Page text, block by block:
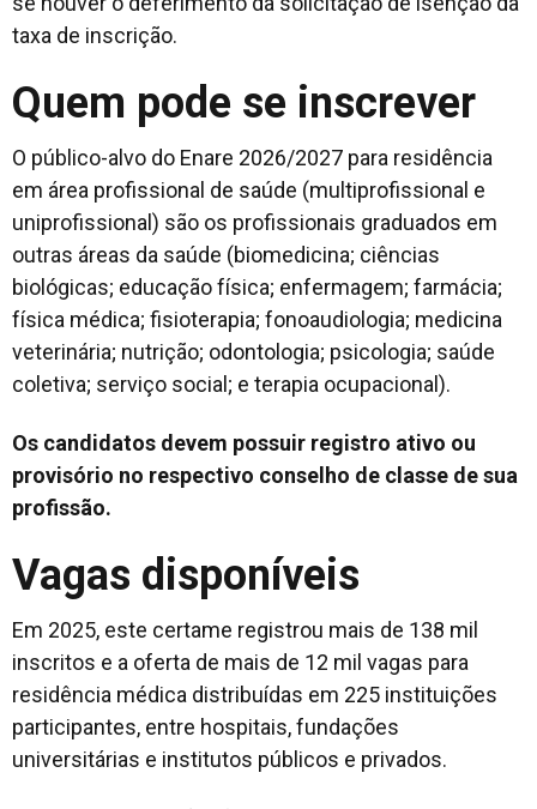
taxa de inscrição.
Quem pode se inscrever
O público-alvo do Enare 2026/2027 para residência
em área profissional de saúde (multiprofissional e
uniprofissional) são os profissionais graduados em
outras áreas da saúde (biomedicina; ciências
biológicas; educação física; enfermagem; farmácia;
física médica; fisioterapia; fonoaudiologia; medicina
veterinária; nutrição; odontologia; psicologia; saúde
coletiva; serviço social; e terapia ocupacional).
Os candidatos devem possuir registro ativo ou
provisório no respectivo conselho de classe de sua
profissão.
Vagas disponíveis
Em 2025, este certame registrou mais de 138 mil
inscritos e a oferta de mais de 12 mil vagas para
residência médica distribuídas em 225 instituições
participantes, entre hospitais, fundações
universitárias e institutos públicos e privados.